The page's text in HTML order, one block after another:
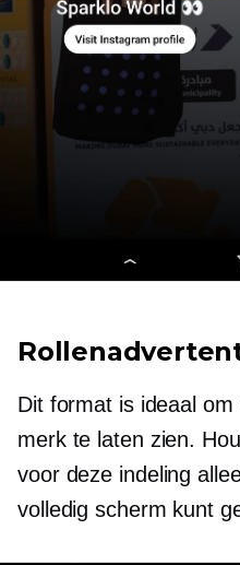
Dit format is ideaal
merk te laten zien.
voor deze indeling
volledig scherm kunt